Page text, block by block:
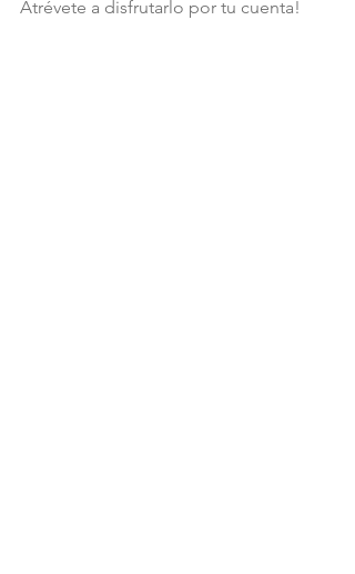
Atrévete a disfrutarlo por tu cuenta!